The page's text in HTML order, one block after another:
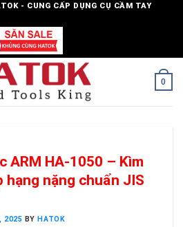
- CUNG CẤP DỤNG CỤ CẦM TAY
0
ARM HA-1050 – Kìm
hạng nặng chuẩn JIS
2025 BYHATOK